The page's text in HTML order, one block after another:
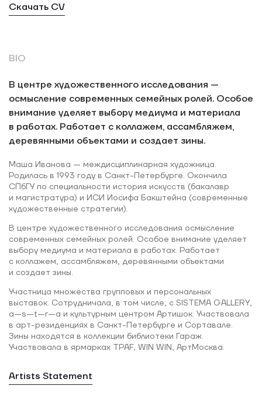
Скачать CV
BIO
В центре художественного исследования —
осмысление современных семейных ролей. Особое
внимание уделяет выбору медиума и материала
в работах. Работает с коллажем, ассамбляжем,
деревянными объектами и создает зины.
Маша Иванова — междисциплинарная художница.
Родилась в 1993 году в Санкт-Петербурге. Окончила
СПбГУ по специальности история искусств (бакалавр
и магистратура) и ИСИ Иосифа Бакштейна (современные
художественные стратегии).
В центре художественного исследования осмысление
современных семейных ролей. Особое внимание уделяет
выбору медиума и материала в работах. Работает
с коллажем, ассамбляжем, деревянными объектами
и создает зины.
Участница множества групповых и персональных
выставок. Сотрудничала, в том числе, с SISTEMA GALLERY,
a—s—t—r—a и культурным центром Артишок. Участвовала
в арт-резиденциях в Санкт-Петербурге и Сортавале.
Зины находятся в коллекции библиотеки Гараж.
Участвовала в ярмарках TPAF, WIN WIN, АртМосква.
Artists Statement